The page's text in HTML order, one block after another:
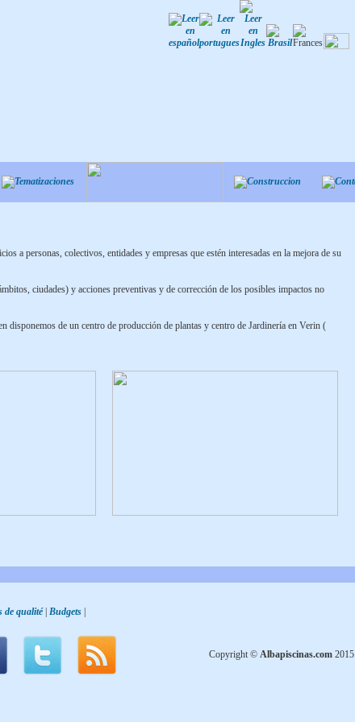
a personas, colectivos, entidades y empresas que estén interesadas en la mejora de su
ciudades) y acciones preventivas y de corrección de los posibles impactos no
disponemos de un centro de producción de plantas y centro de Jardinería en Verin (
de qualité| Budgets
Copyright © Albapiscinas.com 2015